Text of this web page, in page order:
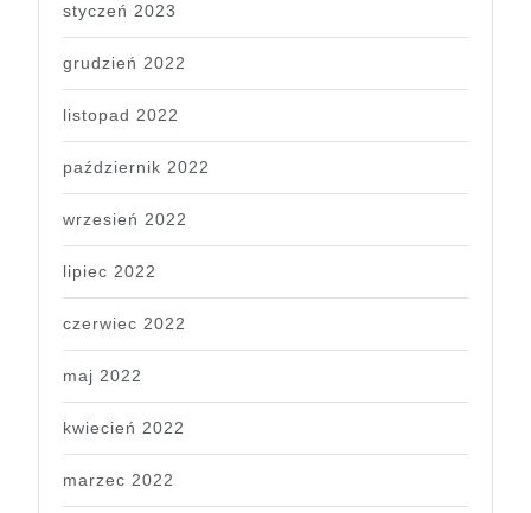
styczeń 2023
grudzień 2022
listopad 2022
październik 2022
wrzesień 2022
lipiec 2022
czerwiec 2022
maj 2022
kwiecień 2022
marzec 2022